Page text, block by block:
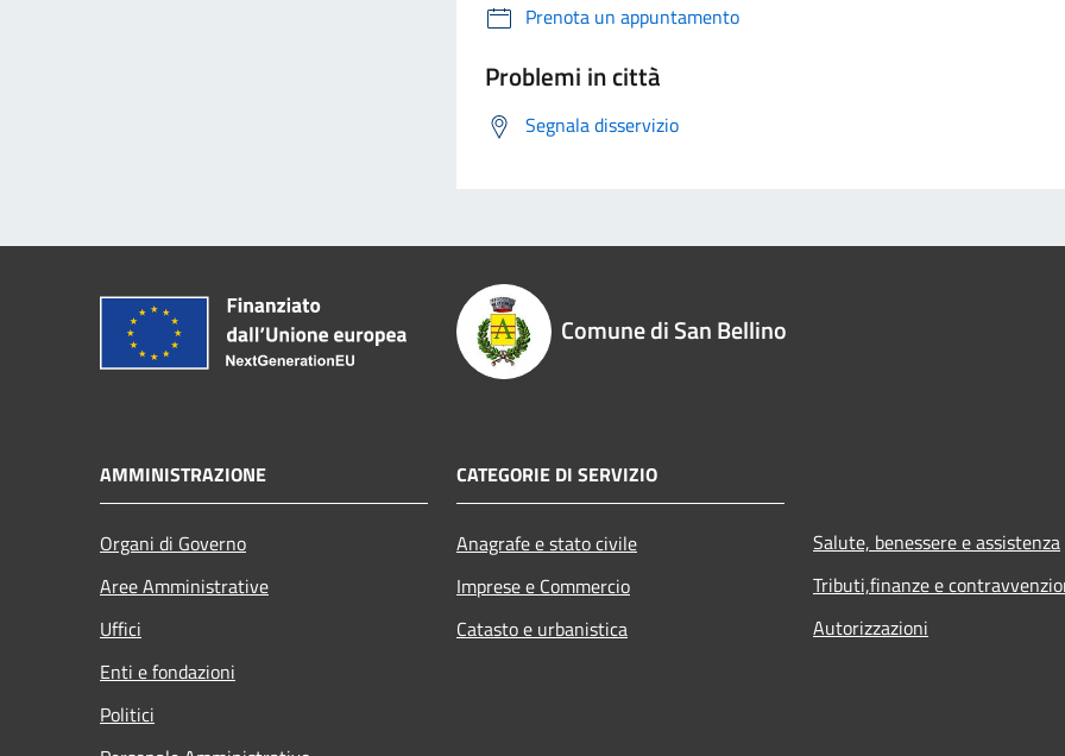
Prenota un appuntamento
Problemi in città
Segnala disservizio
Comune di San Bellino
AMMINISTRAZIONE
Organi di Governo
Aree Amministrative
Uffici
Enti e fondazioni
Politici
CATEGORIE DI SERVIZIO
Anagrafe e stato civile
Imprese e Commercio
Catasto e urbanistica
Salute, benessere e assistenza
Tributi,finanze e
Autorizzazioni